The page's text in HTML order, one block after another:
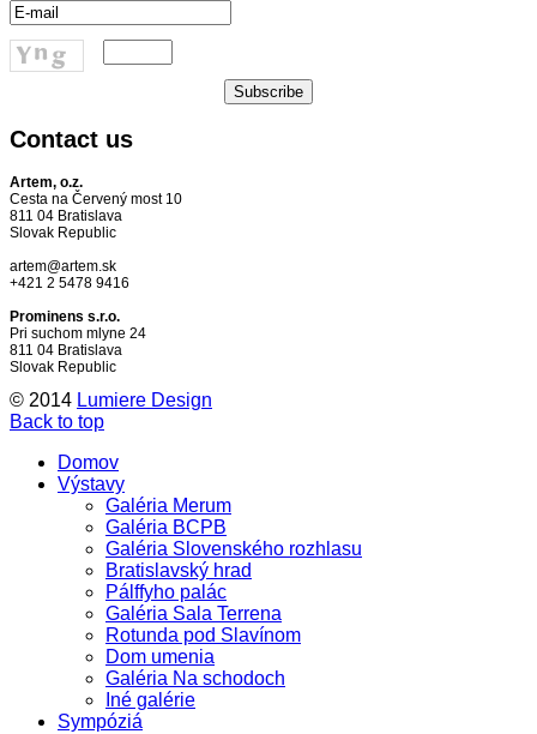
Contact us
Artem, o.z.
Cesta na Červený most 10
811 04 Bratislava
Slovak Republic
artem@artem.sk
+421 2 5478 9416
Prominens s.r.o.
Pri suchom mlyne 24
811 04 Bratislava
Slovak Republic
© 2014 Lumiere Design
Back to top
Domov
Výstavy
Galéria Merum
Galéria BCPB
Galéria Slovenského rozhlasu
Bratislavský hrad
Pálffyho palác
Galéria Sala Terrena
Rotunda pod Slavínom
Dom umenia
Galéria Na schodoch
Iné galérie
Sympóziá